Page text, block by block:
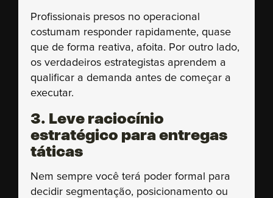
Profissionais presos no operacional
costumam responder rapidamente, quase
que de forma reativa, afoita. Por outro lado,
os verdadeiros estrategistas aprendem a
qualificar a demanda antes de começar a
executar.
3. Leve raciocínio
estratégico para entregas
táticas
Nem sempre você terá poder formal para
decidir segmentação, posicionamento ou